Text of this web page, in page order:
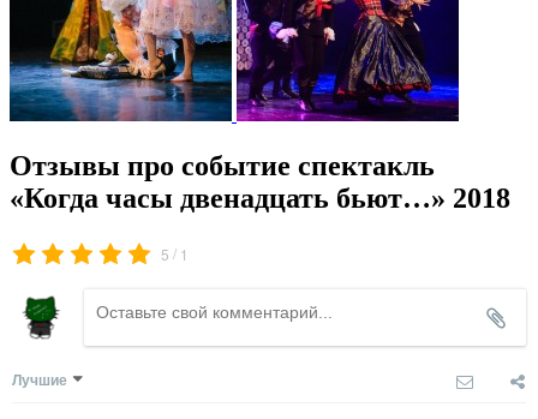
Отзывы про событие спектакль
«Когда часы двенадцать бьют…» 2018
5 / 1
Лучшие